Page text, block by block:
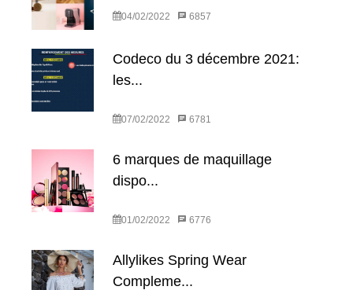
04/02/2022 6857
Codeco du 3 décembre 2021:
les...
07/02/2022 6781
6 marques de maquillage
dispo...
01/02/2022 6776
Allylikes Spring Wear
Compleme...